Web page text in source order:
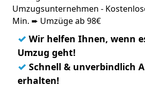
Umzugsunternehmen -
Min. ➨ Umzüge ab 98€
✓ Wir helfen Ihnen, wenn
Umzug geht!
✓ Schnell & unverbindlich
erhalten!